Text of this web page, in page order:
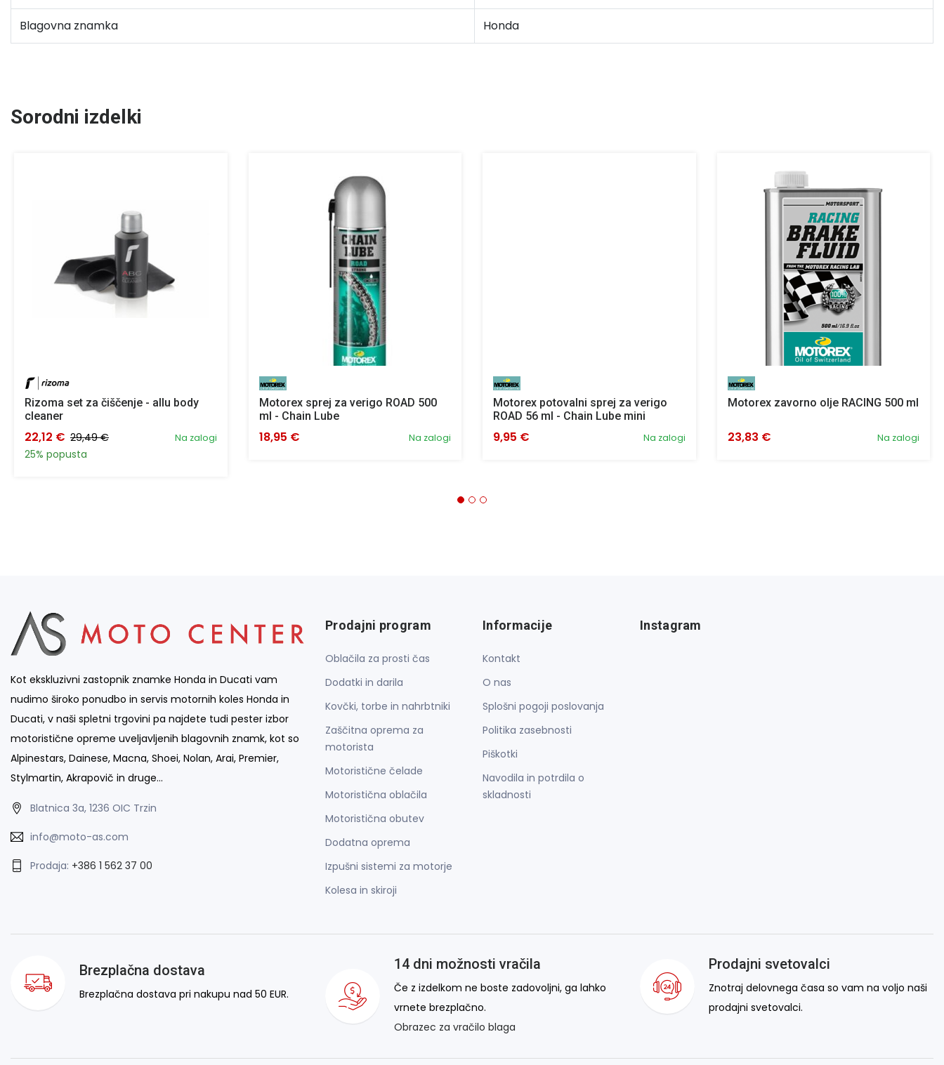
Blagovna znamka Honda
Sorodni izdelki
Rizoma set za čiščenje - allu body
cleaner
Na zalogi
22,12 € 29,49 €
25% popusta
Motorex sprej za verigo ROAD 500
ml - Chain Lube
Na zalogi
18,95 €
Motorex potovalni sprej za verigo
ROAD 56 ml - Chain Lube mini
Na zalogi
9,95 €
Motorex zavorno olje RACING 500 ml
Na zalogi
23,83 €
Kot ekskluzivni zastopnik znamke Honda in Ducati vam
nudimo široko ponudbo in servis motornih koles Honda in
Ducati, v naši spletni trgovini pa najdete tudi pester izbor
motoristične opreme uveljavljenih blagovnih znamk, kot so
Alpinestars, Dainese, Macna, Shoei, Nolan, Arai, Premier,
Stylmartin, Akrapovič in druge…
Blatnica 3a, 1236 OIC Trzin
info@moto-as.com
Prodaja: +386 1 562 37 00
Prodajni program
Oblačila za prosti čas
Dodatki in darila
Kovčki, torbe in nahrbtniki
Zaščitna oprema za
motorista
Motoristične čelade
Motoristična oblačila
Motoristična obutev
Dodatna oprema
Izpušni sistemi za motorje
Kolesa in skiroji
Informacije
Kontakt
O nas
Splošni pogoji poslovanja
Politika zasebnosti
Piškotki
Navodila in potrdila o
skladnosti
Instagram
Brezplačna dostava
Brezplačna dostava pri nakupu nad 50 EUR.
14 dni možnosti vračila
Če z izdelkom ne boste zadovoljni, ga lahko
vrnete brezplačno.
Obrazec za vračilo blaga
Prodajni svetovalci
Znotraj delovnega časa so vam na voljo naši
prodajni svetovalci.